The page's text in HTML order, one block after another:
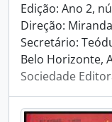
Edição: Ano 2,
Direção:
Secretário:
Belo Horizonte,
Sociedade